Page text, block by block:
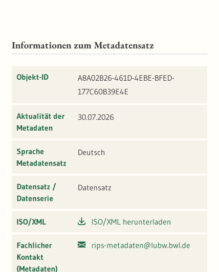
Informationen zum Metadatensatz
Objekt-ID
A8A02B26-461D-4EBE-BFED-
177C60B39E4E
Aktualität der
Metadaten
30.07.2026
Sprache
Metadatensatz
Deutsch
Datensatz /
Datenserie
Datensatz
ISO/XML ISO/XML herunterladen
Fachlicher
Kontakt
(Metadaten)
rips-metadaten@lubw.bwl.de